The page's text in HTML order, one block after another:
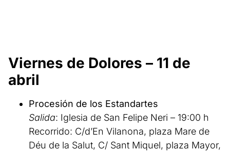
Viernes de Dolores – 11 de
abril
Procesión de los Estandartes
Salida: Iglesia de San Felipe Neri – 19:00 h
Recorrido: C/d’En Vilanona, plaza Mare de
Déu de la Salut, C/ Sant Miquel, plaza Mayor,